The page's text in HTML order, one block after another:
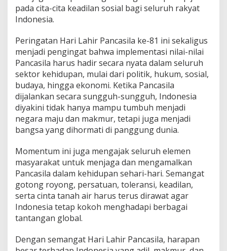
pada cita-cita keadilan sosial bagi seluruh rakyat
Indonesia.
Peringatan Hari Lahir Pancasila ke-81 ini sekaligus
menjadi pengingat bahwa implementasi nilai-nilai
Pancasila harus hadir secara nyata dalam seluruh
sektor kehidupan, mulai dari politik, hukum, sosial,
budaya, hingga ekonomi. Ketika Pancasila
dijalankan secara sungguh-sungguh, Indonesia
diyakini tidak hanya mampu tumbuh menjadi
negara maju dan makmur, tetapi juga menjadi
bangsa yang dihormati di panggung dunia.
Momentum ini juga mengajak seluruh elemen
masyarakat untuk menjaga dan mengamalkan
Pancasila dalam kehidupan sehari-hari. Semangat
gotong royong, persatuan, toleransi, keadilan,
serta cinta tanah air harus terus dirawat agar
Indonesia tetap kokoh menghadapi berbagai
tantangan global.
Dengan semangat Hari Lahir Pancasila, harapan